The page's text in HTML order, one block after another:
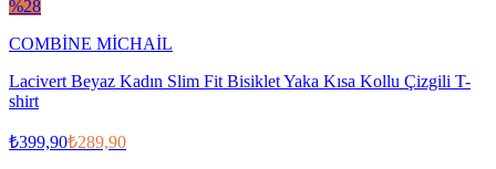
%28
COMBİNE MİCHAİL
Lacivert Beyaz Kadın Slim Fit Bisiklet Yaka Kısa Kollu Çizgili T-
shirt
₺399,90₺289,90